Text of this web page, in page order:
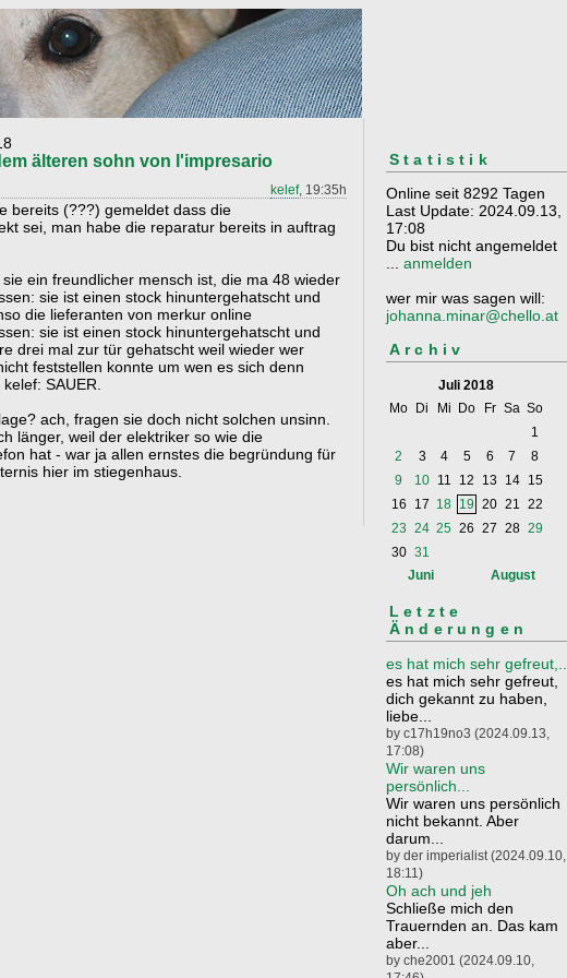
älteren sohn von l'impresario
kelef, 19:35h
bereits (???) gemeldet dass die
sei, man habe die reparatur bereits in auftrag
ein freundlicher mensch ist, die ma 48 wieder
sie ist einen stock hinuntergehatscht und
die lieferanten von merkur online
sie ist einen stock hinuntergehatscht und
drei mal zur tür gehatscht weil wieder wer
feststellen konnte um wen es sich denn
SAUER.
ach, fragen sie doch nicht solchen unsinn.
länger, weil der elektriker so wie die
hat - war ja allen ernstes die begründung für
hier im stiegenhaus.
Statistik
Online seit 8292 Tagen
Last Update: 2024.09.13,
17:08
Du bist nicht angemeldet
... anmelden
wer mir was sagen will:
johanna.minar@chello.at
Archiv
Juli 2018
Mo
Di Mi Do Fr Sa So
1
2
3 4 5 6 7
8
9
10 11 12 13 14
15
16
17 18 19 20 21 22
23 24 25 26 27 28 29
30 31
Juni
August
Letzte
Änderungen
es hat mich sehr
es hat mich sehr gefreut,
dich gekannt zu haben,
liebe...
by c17h19no3 (2024.09.13,
17:08)
Wir waren uns
persönlich...
Wir waren uns persönlich
nicht bekannt. Aber
darum...
by der imperialist (2024.09.10,
18:11)
Oh ach und jeh
Schließe mich den
Trauernden an. Das kam
aber...
by che2001 (2024.09.10,